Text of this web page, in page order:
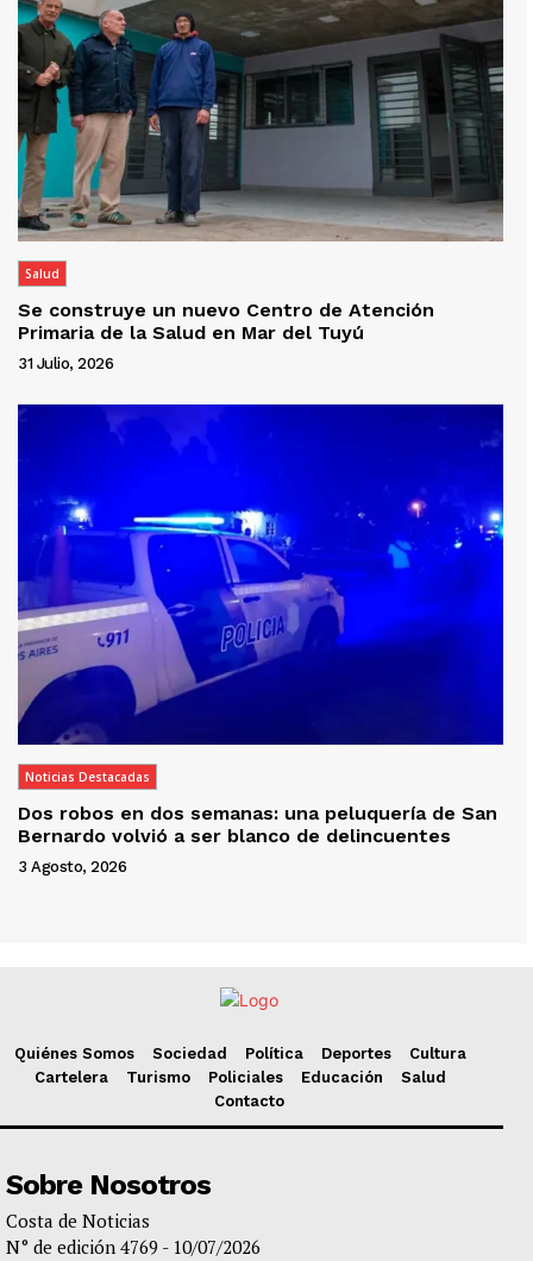
Salud
Se construye un nuevo Centro de Atención
Primaria de la Salud en Mar del Tuyú
31 Julio, 2026
Noticias Destacadas
Dos robos en dos semanas: una peluquería de San
Bernardo volvió a ser blanco de delincuentes
3 Agosto, 2026
Quiénes Somos Sociedad Política Deportes
Cultura
Cartelera
Turismo Policiales Educación
Salud
Contacto
Sobre Nosotros
Costa de Noticias
N° de edición 4769 - 10/07/2026